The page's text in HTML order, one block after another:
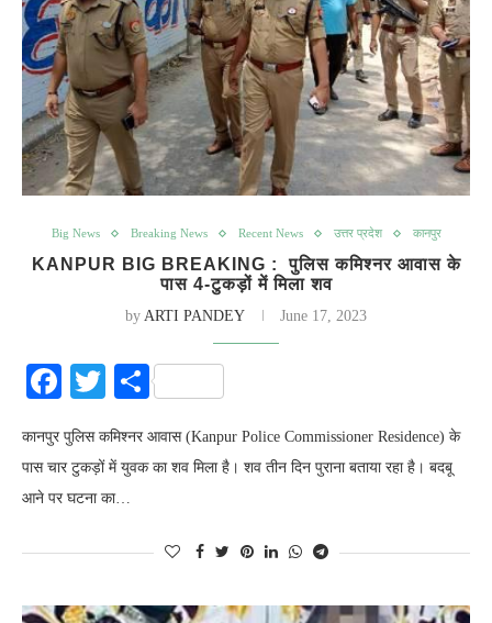
Big News Breaking News Recent News उत्तर प्रदेश कानपुर
KANPUR BIG BREAKING : पुलिस कमिश्नर आवास के
पास 4-टुकड़ों में मिला शव
by ARTI PANDEY June 17, 2023
Facebook
Twitter
Share
कानपुर पुलिस कमिश्नर आवास (Kanpur Police Commissioner Residence) के
पास चार टुकड़ों में युवक का शव मिला है। शव तीन दिन पुराना बताया रहा है। बदबू
आने पर घटना का…